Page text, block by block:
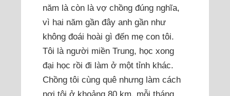
năm là còn là vợ chồng đúng nghĩa,
vì hai năm gần đây anh gần như
không đoái hoài gì đến mẹ con tôi.
Tôi là người miền Trung, học xong
đại học rồi đi làm ở một tỉnh khác.
Chồng tôi cùng quê nhưng làm cách